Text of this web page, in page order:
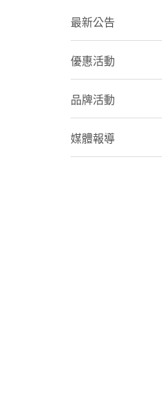
最新公告
優惠活動
品牌活動
媒體報導